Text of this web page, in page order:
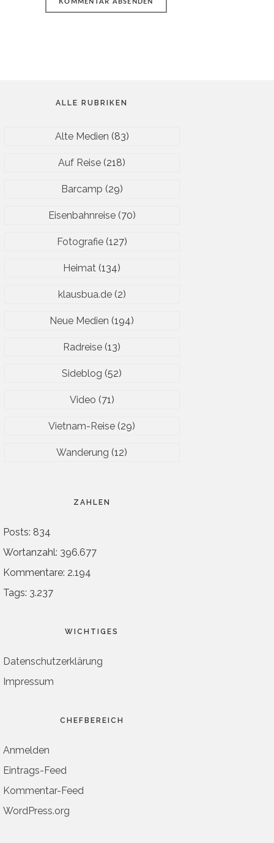
ALLE RUBRIKEN
Alte Medien (83)
Auf Reise (218)
Barcamp (29)
Eisenbahnreise(70)
Fotografie(127)
Heimat (134)
klausbua.de(2)
Neue Medien (194)
Radreise (13)
Sideblog (52)
Video (71)
Vietnam-Reise (29)
Wanderung (12)
ZAHLEN
Posts: 834
Wortanzahl: 396.677
Kommentare: 2.194
Tags: 3.237
WICHTIGES
Datenschutzerklärung
Impressum
CHEFBEREICH
Anmelden
Eintrags-Feed
Kommentar-Feed
WordPress.org